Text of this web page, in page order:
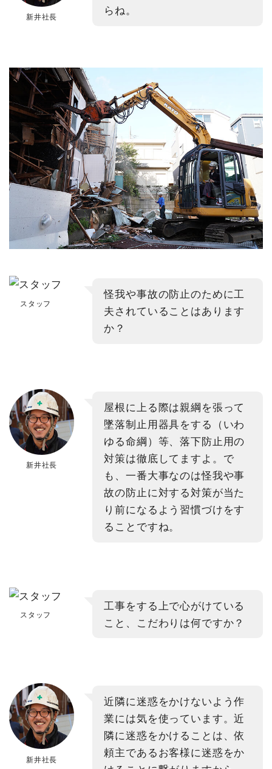
新井社長
らね。
スタッフ
怪我や事故の防止のために工
夫されていることはあります
か？
新井社長
屋根に上る際は親綱を張って
墜落制止用器具をする（いわ
ゆる命綱）等、落下防止用の
対策は徹底してますよ。で
も、一番大事なのは怪我や事
故の防止に対する対策が当た
り前になるよう習慣づけをす
ることですね。
スタッフ
工事をする上で心がけている
こと、こだわりは何ですか？
新井社長
近隣に迷惑をかけないよう作
業には気を使っています。近
隣に迷惑をかけることは、依
頼主であるお客様に迷惑をか